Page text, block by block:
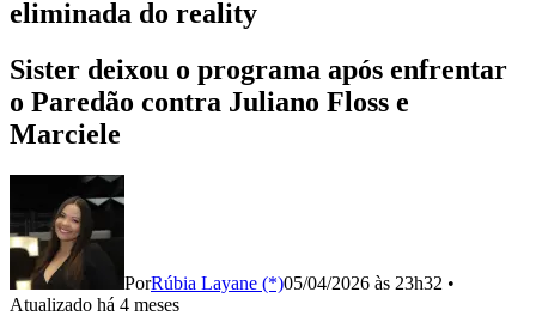
eliminada do reality
Sister deixou o programa após enfrentar
o Paredão contra Juliano Floss e
Marciele
PorRúbia Layane (*)05/04/2026 às 23h32 •
Atualizado há 4 meses